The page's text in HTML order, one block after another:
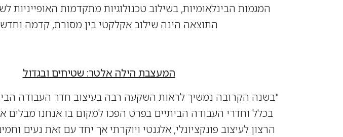
המגמות הבינלאומיות, בשילוב טכנולוגיות מתקדמות האופייניות
התוצאה הינה שילוב אקלקטי בין מסורת, קדמה
המעצבת הילה אלטר: שטיחים ובגדול
"בשנה הקרובה נמשיך לראות השקעה רבה בעיצוב חדר העבודה
בכלל וחדרי העבודה הביתיים בפרט הפכו למקום בו אנחנו מבלים
הרצון לעיצוב פונקציונלי, אלגנטי ויוקרתי אך יחד עם זאת נעים